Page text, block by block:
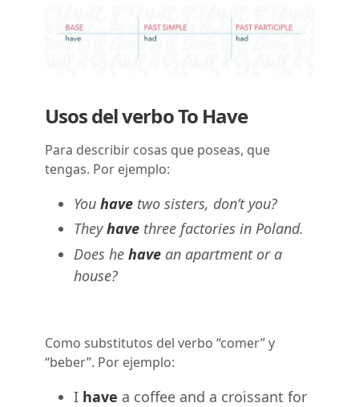
Usos del verbo To Have
Para describir cosas que poseas, que
tengas. Por ejemplo:
You have two sisters, don’t you?
Theyhave three factories in Poland.
Does he have an apartment or a
house?
Como substitutos del verbo “comer” y
“beber”. Por ejemplo:
I have a coffee and a croissant for